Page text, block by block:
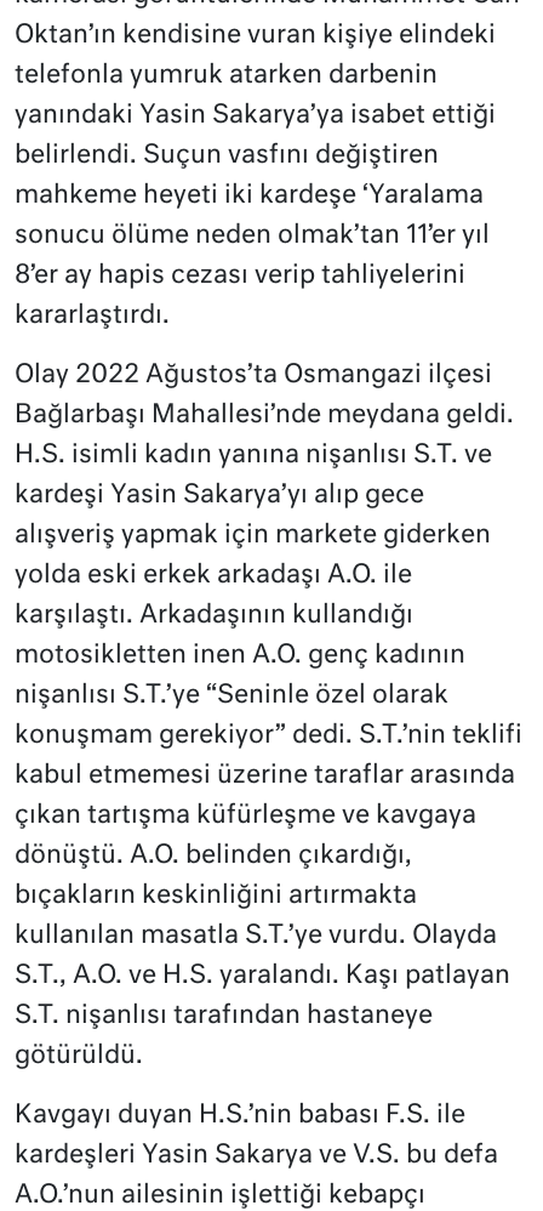
Oktan’ın kendisine vuran kişiye elindeki
telefonla yumruk atarken darbenin
yanındaki Yasin Sakarya’ya isabet ettiği
belirlendi. Suçun vasfını değiştiren
mahkeme heyeti iki kardeşe ‘Yaralama
sonucu ölüme neden olmak’tan 11’er yıl
8’er ay hapis cezası verip tahliyelerini
kararlaştırdı.
Olay 2022 Ağustos’ta Osmangazi ilçesi
Bağlarbaşı Mahallesi’nde meydana geldi.
H.S. isimli kadın yanına nişanlısı S.T. ve
kardeşi Yasin Sakarya’yı alıp gece
alışveriş yapmak için markete giderken
yolda eski erkek arkadaşı A.O. ile
karşılaştı. Arkadaşının kullandığı
motosikletten inen A.O. genç kadının
nişanlısı S.T.’ye “Seninle özel olarak
konuşmam gerekiyor” dedi. S.T.’nin teklifi
kabul etmemesi üzerine taraflar arasında
çıkan tartışma küfürleşme ve kavgaya
dönüştü. A.O. belinden çıkardığı,
bıçakların keskinliğini artırmakta
kullanılan masatla S.T.’ye vurdu. Olayda
S.T., A.O. ve H.S. yaralandı. Kaşı patlayan
S.T. nişanlısı tarafından hastaneye
götürüldü.
Kavgayı duyan H.S.’nin babası F.S. ile
kardeşleri Yasin Sakarya ve V.S. bu defa
A.O.’nun ailesinin işlettiği kebapçı